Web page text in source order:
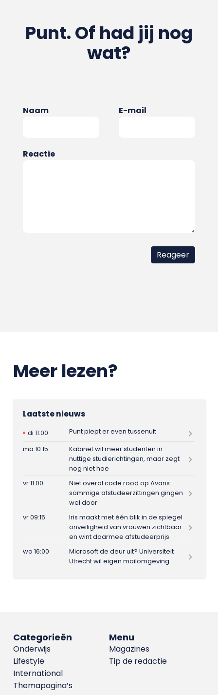
Punt. Of had jij nog
wat?
Naam E-mail
Reactie
Meer lezen?
Laatste nieuws
di 11:00
Punt piept er even tussenuit
ma 10:15
Kabinet wil meer studenten in
nuttige studierichtingen, maar zegt
nog niet hoe
vr 11:00
Niet overal code rood op Avans:
sommige afstudeerzittingen gingen
wel door
vr 09:15
Iris maakt met één blik in de spiegel
onveiligheid van vrouwen zichtbaar
en wint daarmee afstudeerprijs
wo 16:00
Microsoft de deur uit? Universiteit
Utrecht wil eigen mailomgeving
Menu
Magazines
Tip de redactie
Categorieën
Onderwijs
Lifestyle
International
Themapagina’s